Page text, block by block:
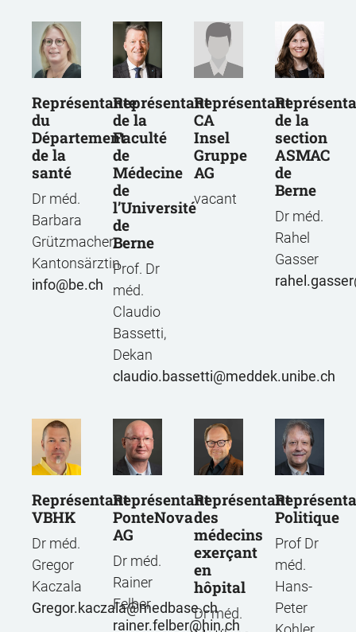
Représentante
du
Département
de la
santé
Dr méd.
Barbara
Grützmacher,
Kantonsärztin
info
be.ch
Représentant
de la
Faculté
de
Médecine
de
l’Université
de
Berne
Prof. Dr
méd.
Claudio
Bassetti,
Dekan
claudio.bassetti
meddek.unibe.ch
Représentant
CA
Insel
Gruppe
AG
vacant
de la
section
ASMAC
de
Berne
Dr méd.
Rahel
Gasser
rahel.gasser
Représentant
VBHK
Dr méd.
Gregor
Kaczala
Gregor.kaczala
medbase.ch
Représentant
PonteNova
AG
Dr méd.
Rainer
Felber
rainer.felber
hin.ch
Représentant
des
médecins
exerçant
en
hôpital
Dr méd.
Politique
Prof Dr
méd.
Hans-
Peter